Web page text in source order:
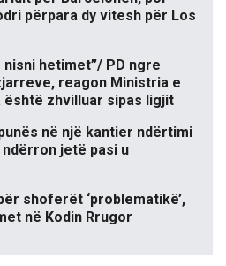
përpara dy vitesh për Los
nisni hetimet”/ PD ngre
reagon Ministria e
zhvilluar sipas ligjit
në një kantier ndërtimi
jetë pasi u
shoferët ‘problematikë’,
në Kodin Rrugor